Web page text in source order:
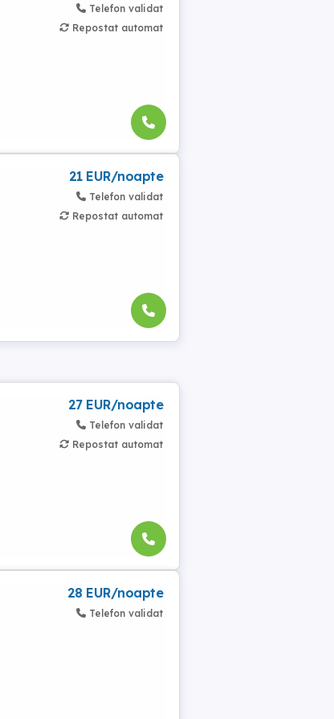
Telefon validat
Repostat automat
21 EUR/noapte
Telefon validat
Repostat automat
27 EUR/noapte
Telefon validat
Repostat automat
28 EUR/noapte
Telefon validat